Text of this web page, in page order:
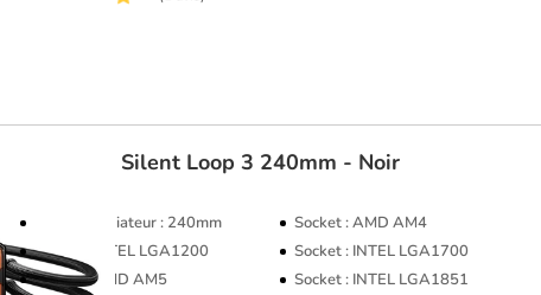
Silent Loop 3 240mm - Noir
Format Radiateur : 240mm
Socket : AMD AM4
Socket : INTEL LGA1200
Socket : INTEL LGA1700
Socket : AMD AM5
Socket : INTEL LGA1851